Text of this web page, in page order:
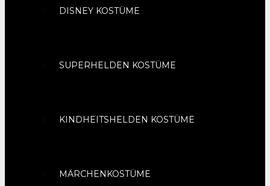
DISNEY KOSTÜME
SUPERHELDEN KOSTÜME
KINDHEITSHELDEN KOSTÜME
MÄRCHENKOSTÜME